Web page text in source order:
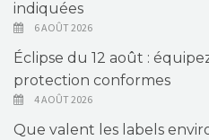
indiquées
6 AOÛT 2026
Éclipse du 12 août :
protection conformes
4 AOÛT 2026
Que valent les labels